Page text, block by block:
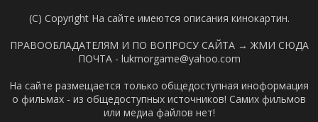
(C) Copyright На сайте имеются описания кинокартин.
ПРАВООБЛАДАТЕЛЯМ И ПО ВОПРОСУ САЙТА → ЖМИ СЮДА
ПОЧТА - lukmorgame@yahoo.com
На сайте размещается только общедоступная иноформация
о фильмах - из общедоступных источников! Самих фильмов
или медиа файлов нет!